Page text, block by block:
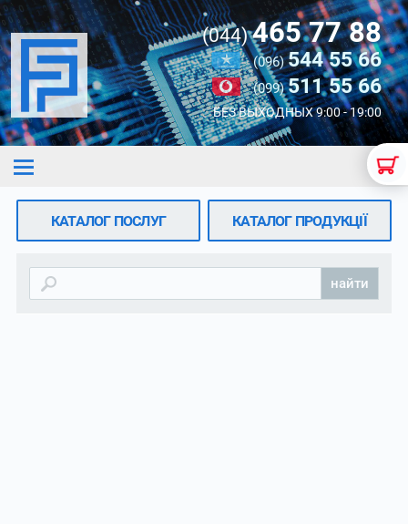
(044)465 77 88
(096)544 55 66
(099)511 55 66
БЕЗ ВЫХОДНЫХ 9:00 - 19:00
КАТАЛОГ ПОСЛУГ КАТАЛОГ ПРОДУКЦІЇ
найти